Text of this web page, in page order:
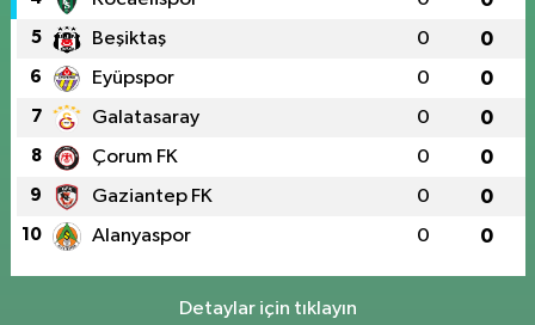
5 Beşiktaş 0 0
6 Eyüpspor 0 0
7 Galatasaray 0 0
8 Çorum FK 0 0
9 Gaziantep FK 0 0
10 Alanyaspor 0 0
Detaylar için tıklayın